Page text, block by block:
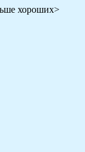
хороших>